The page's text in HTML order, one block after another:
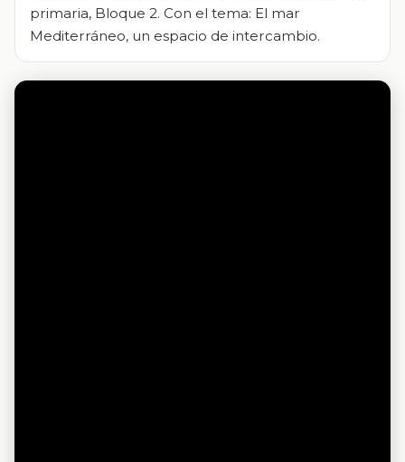
primaria, Bloque 2. Con el tema: El mar
Mediterráneo, un espacio de intercambio.